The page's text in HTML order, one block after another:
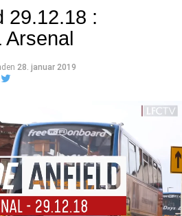
29.12.18 :
den 28. januar 2019